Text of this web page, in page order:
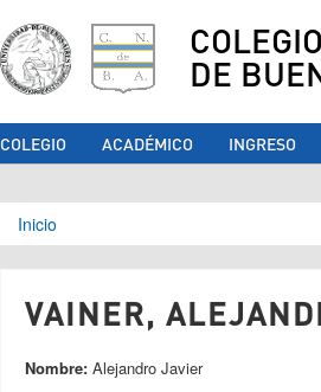
DE
COLEGIO ACADÉMICO INGRESO
Se encuentra
Inicio
VAINER,
Nombre: Alejandro Javier